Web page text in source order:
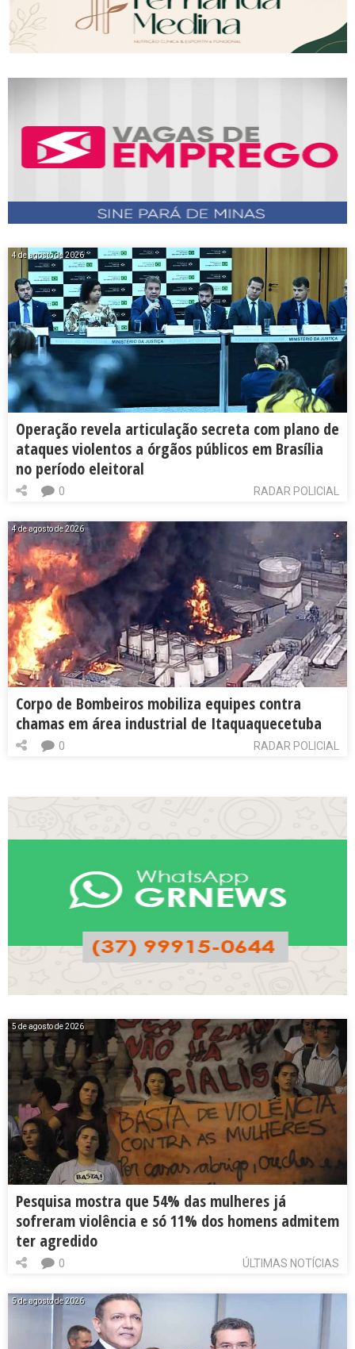
4 de agosto de 2026
Operação revela articulação secreta com plano de
ataques violentos a órgãos públicos em Brasília
no período eleitoral
RADAR POLICIAL
0
4 de agosto de 2026
Corpo de Bombeiros mobiliza equipes contra
chamas em área industrial de Itaquaquecetuba
RADAR POLICIAL
0
5 de agosto de 2026
Pesquisa mostra que 54% das mulheres já
sofreram violência e só 11% dos homens admitem
ter agredido
ÚLTIMAS NOTÍCIAS
0
5 de agosto de 2026